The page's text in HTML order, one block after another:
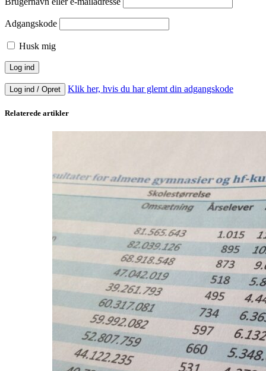
Adgangskode
Husk mig
Log ind / Opret Klik her, hvis du har glemt din adgangskode
Relaterede artikler